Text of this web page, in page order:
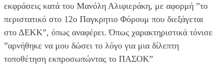
εκφράσεις κατά του Μανόλη Αλιφιεράκη, με αφορμή ”το
περιστατικό στο 12ο Παγκρητιο Φόρουμ που διεξάγεται
στο ΔΕΚΚ”, όπως αναφέρει. Όπως χαρακτηριστικά τόνισε
”αρνήθηκε να μου δώσει το λόγο για μια δίλεπτη
τοποθέτηση εκπροσωπώντας το ΠΑΣΟΚ”